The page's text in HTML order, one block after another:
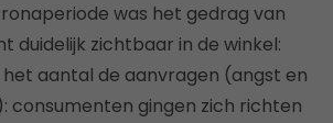
was het gedrag van
duidelijk zichtbaar in de winkel:
aantal de aanvragen (angst en
consumenten gingen zich richten